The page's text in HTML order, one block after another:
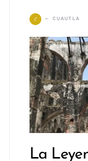
C CUAUTLA
La